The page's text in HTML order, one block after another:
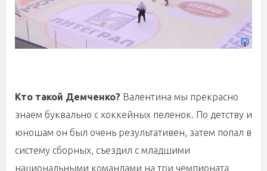
Кто такой Демченко? Валентина мы прекрасно
знаем буквально с хоккейных пеленок. По детству и
юношам он был очень результативен, затем попал в
систему сборных, съездил с младшими
национальными командами на три чемпионата